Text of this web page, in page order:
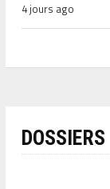
4 jours ago
DOSSIERS